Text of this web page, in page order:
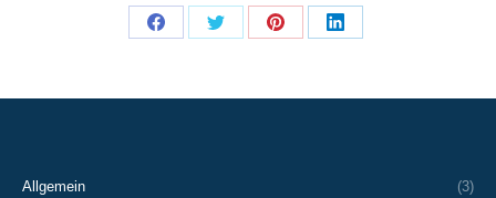
Share
Facebook
Share
X
Share
Pinterest
Share
LinkedIn
Allgemein
(3)